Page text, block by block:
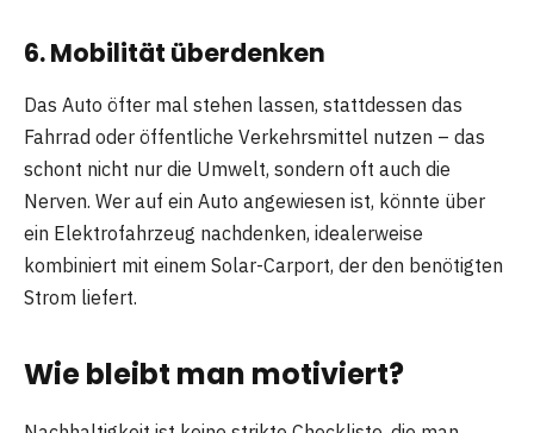
6. Mobilität überdenken
Das Auto öfter mal stehen lassen, stattdessen das
Fahrrad oder öffentliche Verkehrsmittel nutzen – das
schont nicht nur die Umwelt, sondern oft auch die
Nerven. Wer auf ein Auto angewiesen ist, könnte über
ein Elektrofahrzeug nachdenken, idealerweise
kombiniert mit einem Solar-Carport, der den benötigten
Strom liefert.
Wie bleibt man motiviert?